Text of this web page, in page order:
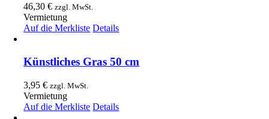
46,30€ zzgl. MwSt.
Vermietung
Auf die Merkliste Details
Künstliches Gras 50 cm
3,95€ zzgl. MwSt.
Vermietung
Auf die Merkliste Details